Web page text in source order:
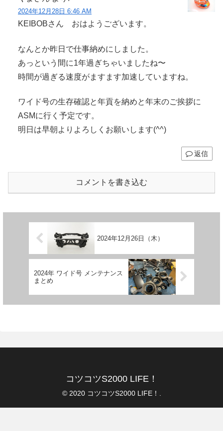
2024年12月28日 6:46 AM
KEIBOBさん おはようございます。
なんとか昨日で仕事納めにしました。
あっという間に1年過ぎちゃいましたね〜
時間が過ぎる速度がますます加速していますね。
ワイド号の生存確認と年貢を納めと年末のご挨拶に
ASMに行く予定です。
明日は早朝よりよろしくお願いします(^^)
返信
コメントを書き込む
2024年12月26日（木）
2024年 ワイド号 メンテナンス
まとめ
コツコツS2000 LIFE！
© 2020 コツコツS2000 LIFE！.